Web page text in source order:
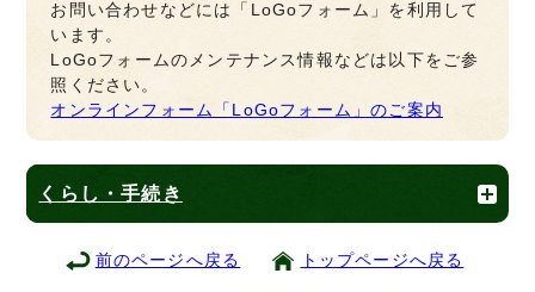
お問い合わせなどには「LoGoフォーム」を利用して
います。
LoGoフォームのメンテナンス情報などは以下をご参
照ください。
オンラインフォーム「LoGoフォーム」のご案内
くらし・手続き
前のページへ戻る トップページへ戻る